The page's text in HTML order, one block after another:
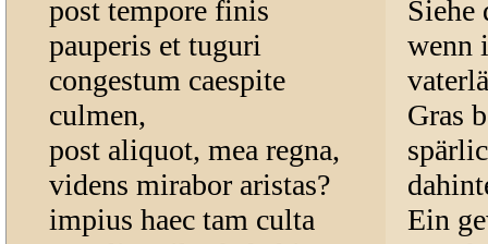
post tempore finis
pauperis et tuguri
congestum caespite
culmen,
post aliquot, mea regna,
videns mirabor aristas?
impius haec tam culta
Siehe
wenn
Gras
Ein